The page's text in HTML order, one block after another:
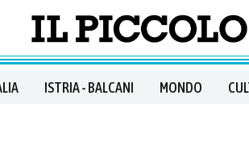
ISTRIA - BALCANI MONDO